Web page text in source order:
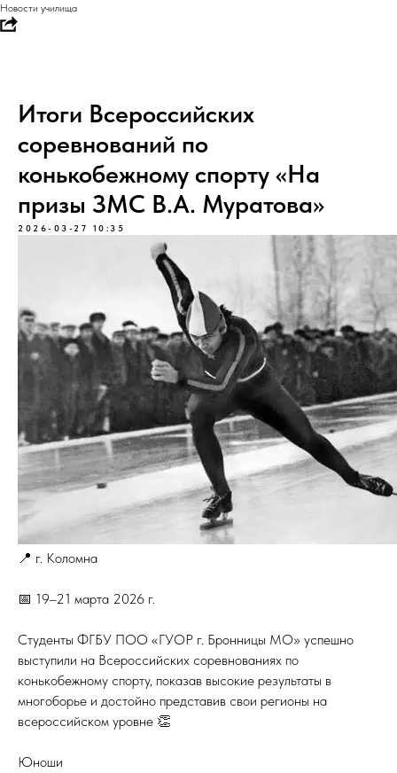
Новости училища
Итоги Всероссийских
соревнований по
конькобежному спорту «На
призы ЗМС В.А. Муратова»
2026-03-27 10:35
📍 г. Коломна
📅 19–21 марта 2026 г.
Студенты ФГБУ ПОО «ГУОР г. Бронницы МО» успешно
выступили на Всероссийских соревнованиях по
конькобежному спорту, показав высокие результаты в
многоборье и достойно представив свои регионы на
всероссийском уровне 👏
Юноши